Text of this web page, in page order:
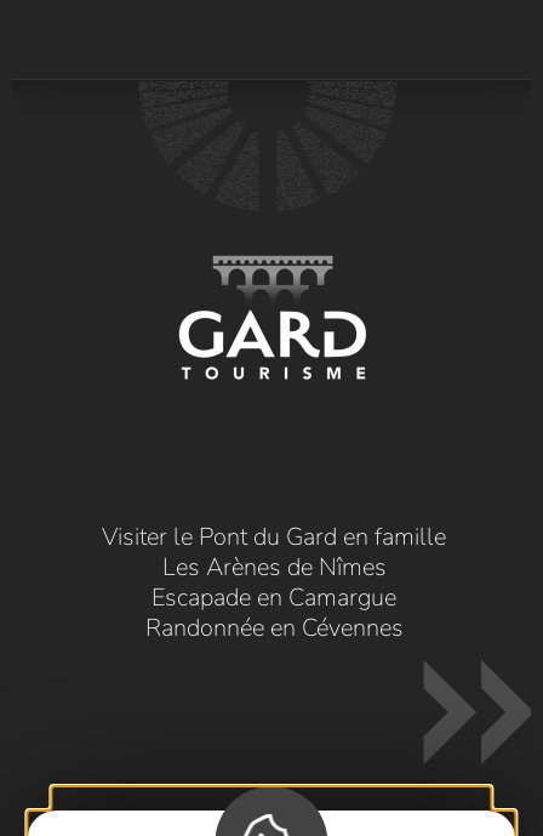
Visiter le Pont du Gard en famille
Les Arènes de Nîmes
Escapade en Camargue
Randonnée en Cévennes